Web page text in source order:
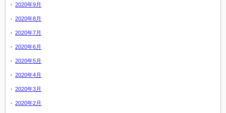
2020年9月
2020年8月
2020年7月
2020年6月
2020年5月
2020年4月
2020年3月
2020年2月